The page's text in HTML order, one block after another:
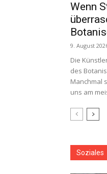
Wenn
9. August
Die
des
Manchmal
uns am
Soziales